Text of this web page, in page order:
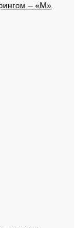
– «М»